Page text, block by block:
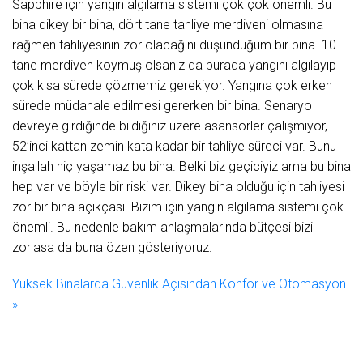
Sapphire için yangın algılama sistemi çok çok önemli. Bu
bina dikey bir bina, dört tane tahliye merdiveni olmasına
rağmen tahliyesinin zor olacağını düşündüğüm bir bina. 10
tane merdiven koymuş olsanız da burada yangını algılayıp
çok kısa sürede çözmemiz gerekiyor. Yangına çok erken
sürede müdahale edilmesi gererken bir bina. Senaryo
devreye girdiğinde bildiğiniz üzere asansörler çalışmıyor,
52’inci kattan zemin kata kadar bir tahliye süreci var. Bunu
inşallah hiç yaşamaz bu bina. Belki biz geçiciyiz ama bu bina
hep var ve böyle bir riski var. Dikey bina olduğu için tahliyesi
zor bir bina açıkçası. Bizim için yangın algılama sistemi çok
önemli. Bu nedenle bakım anlaşmalarında bütçesi bizi
zorlasa da buna özen gösteriyoruz.
Yüksek Binalarda Güvenlik Açısından Konfor ve Otomasyon
»